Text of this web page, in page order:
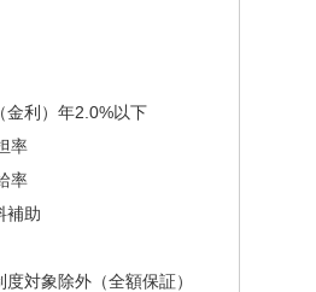
金利）年2.0%以下
率
率
補助
対象除外（全額保証）